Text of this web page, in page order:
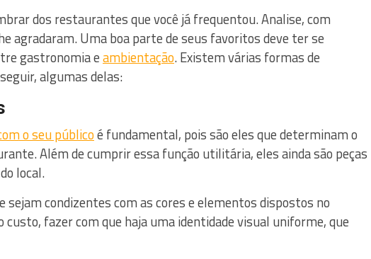
dos restaurantes que você já frequentou. Analise, com
agradaram. Uma boa parte de seus favoritos deve ter se
gastronomia eambientação. Existem várias formas de
algumas delas:
o seu públicoé fundamental, pois são eles que determinam o
Além de cumprir essa função utilitária, eles ainda são peças
local.
sejam condizentes com as cores e elementos dispostos no
fazer com que haja uma identidade visual uniforme, que